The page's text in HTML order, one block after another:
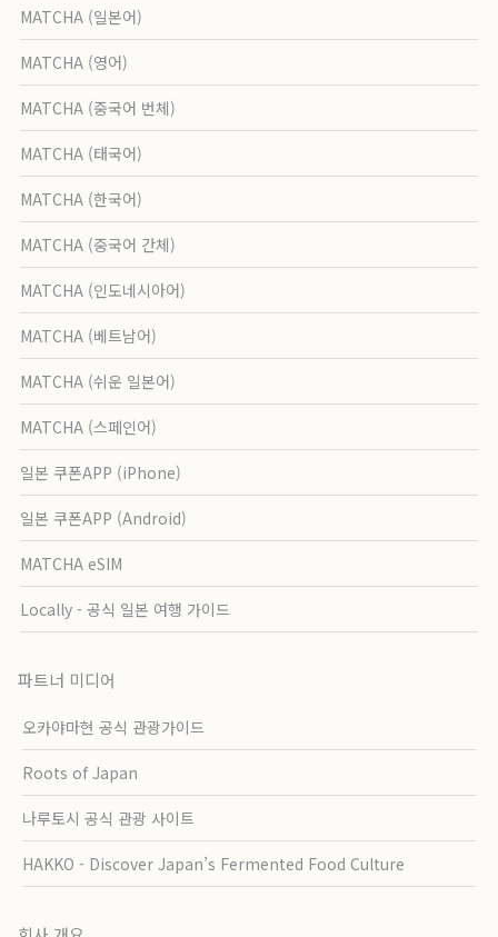
MATCHA (일본어)
MATCHA (영어)
MATCHA (중국어 번체)
MATCHA (태국어)
MATCHA (한국어)
MATCHA (중국어 간체)
MATCHA (인도네시아어)
MATCHA (베트남어)
MATCHA (쉬운 일본어)
MATCHA (스페인어)
일본 쿠폰APP (iPhone)
일본 쿠폰APP (Android)
MATCHA eSIM
Locally - 공식 일본 여행 가이드
파트너 미디어
오카야마현 공식 관광가이드
Roots of Japan
나루토시 공식 관광 사이트
HAKKO - Discover Japan’s Fermented Food Culture